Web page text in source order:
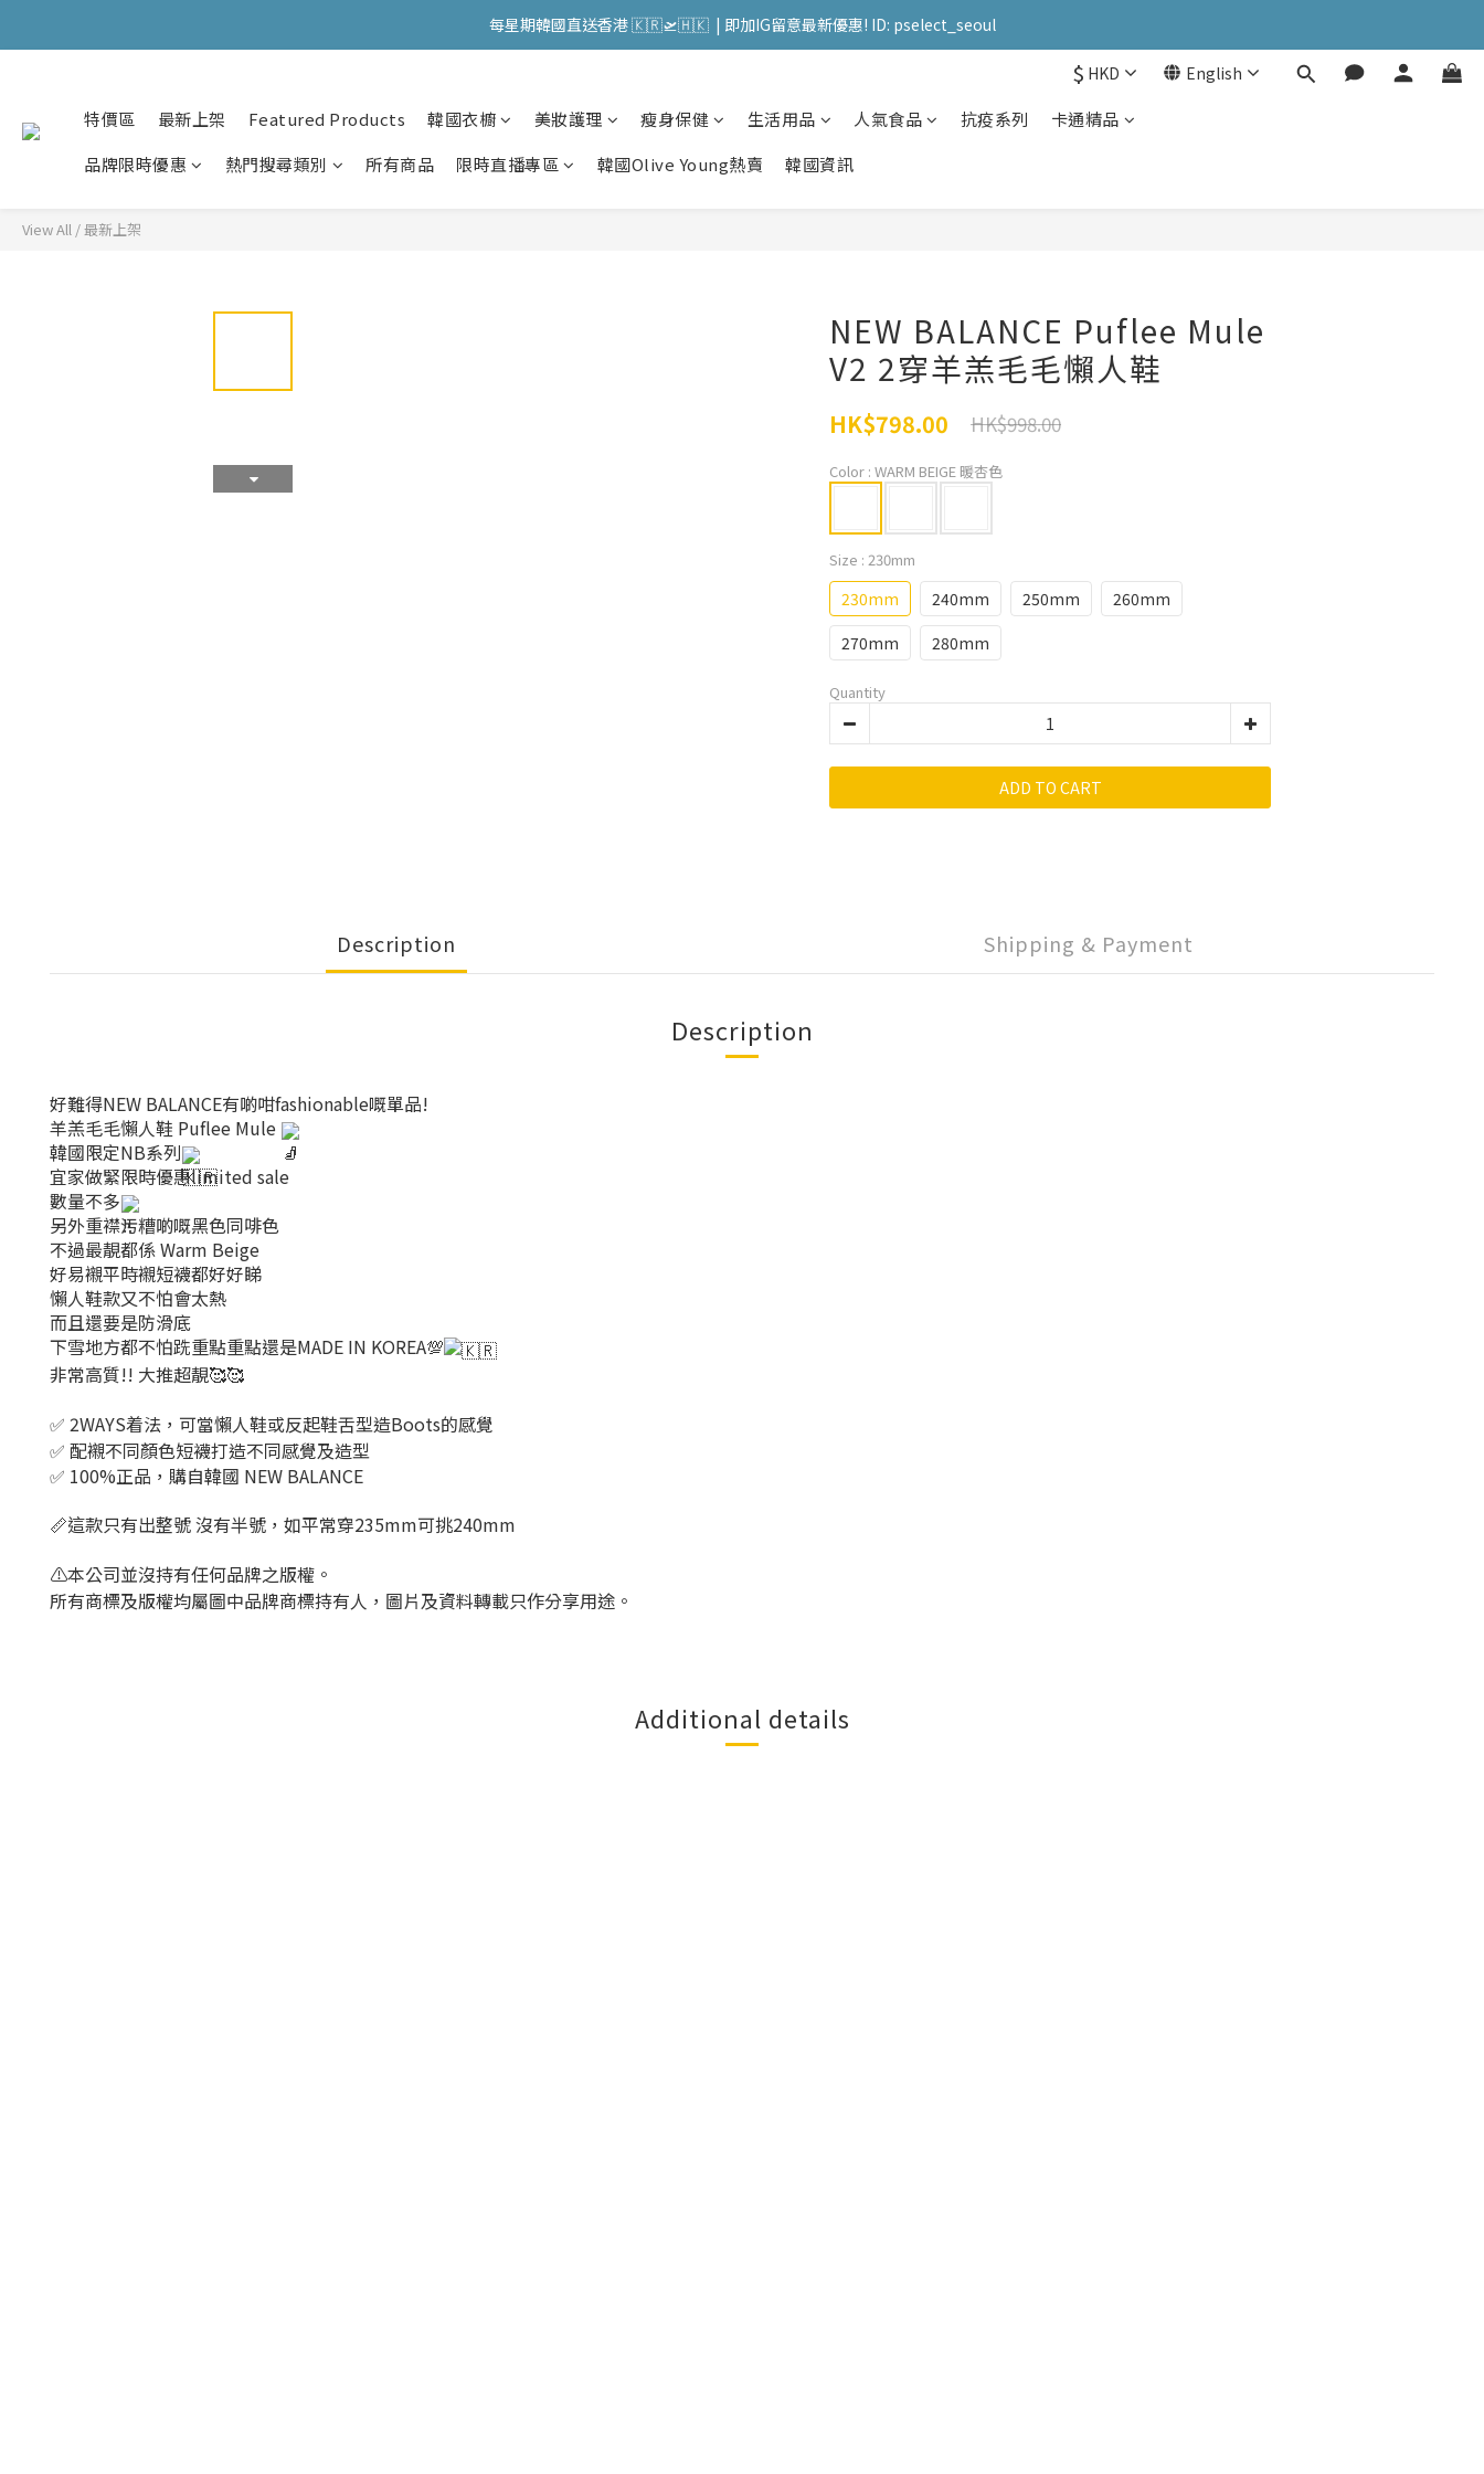
會員購物滿HKD599寄送 順豐站 / 順便智能櫃 免運費! (果汁/韓國被/直播商品除外) | FACEBOOK: PATC遊走泡菜國
每星期韓國直送香港 🇰🇷🛫🇭🇰  | 即加IG留意最新優惠! ID: pselect_seoul
會員購物滿HKD599寄送 順豐站 / 順便智能櫃 免運費! (果汁/韓國被/直播商品除外) | FACEBOOK: PATC遊走泡菜國
$ HKD English
特價區 最新上架 Featured Products 韓國衣櫥 美妝護理 瘦身保健 生活用品 人氣食品 抗疫系列
卡通精品
品牌限時優惠
熱門搜尋類別 所有商品 限時直播專區 韓國Olive Young熱賣 韓國資訊
View All /最新上架
NEW BALANCE Puflee Mule
V2 2穿羊羔毛毛懶人鞋
HK$798.00 HK$998.00
Color : WARM BEIGE 暖杏色
Size : 230mm
230mm 240mm 250mm
260mm
270mm
280mm
Quantity
ADD TO CART
Description Shipping & Payment
Description
好難得NEW BALANCE有啲咁fashionable嘅單品!
羊羔毛毛懶人鞋 Puflee Mule
韓國限定NB系列
宜家做緊限時優惠limited sale
數量不多
另外重襟污糟啲嘅黑色同啡色
不過最靚都係 Warm Beige
好易襯平時襯短襪都好好睇
懶人鞋款又不怕會太熱
而且還要是防滑底
下雪地方都不怕跣重點重點還是MADE IN KOREA💯
非常高質!! 大推超靚🥰🥰
✅ 2WAYS着法，可當懶人鞋或反起鞋舌型造Boots的感覺
✅ 配襯不同顏色短襪打造不同感覺及造型
✅ 100%正品，購自韓國 NEW BALANCE
📏這款只有出整號 沒有半號，如平常穿235mm可挑240mm
⚠️本公司並沒持有任何品牌之版權。
所有商標及版權均屬圖中品牌商標持有人，圖片及資料轉載只作分享用途。
Additional details